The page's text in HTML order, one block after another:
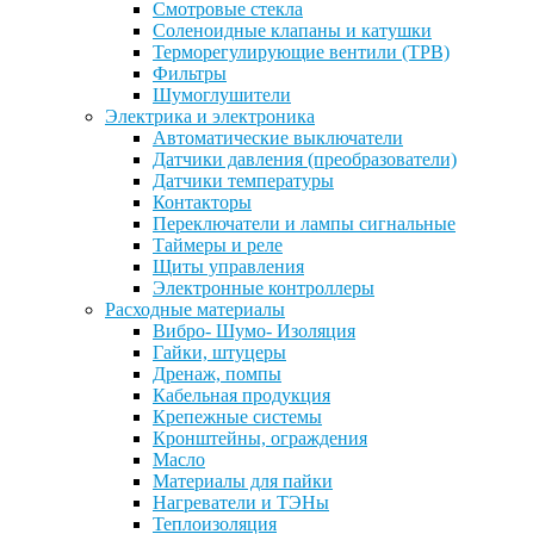
Смотровые стекла
Соленоидные клапаны и катушки
Терморегулирующие вентили (ТРВ)
Фильтры
Шумоглушители
Электрика и электроника
Автоматические выключатели
Датчики давления (преобразователи)
Датчики температуры
Контакторы
Переключатели и лампы сигнальные
Таймеры и реле
Щиты управления
Электронные контроллеры
Расходные материалы
Вибро- Шумо- Изоляция
Гайки, штуцеры
Дренаж, помпы
Кабельная продукция
Крепежные системы
Кронштейны, ограждения
Масло
Материалы для пайки
Нагреватели и ТЭНы
Теплоизоляция